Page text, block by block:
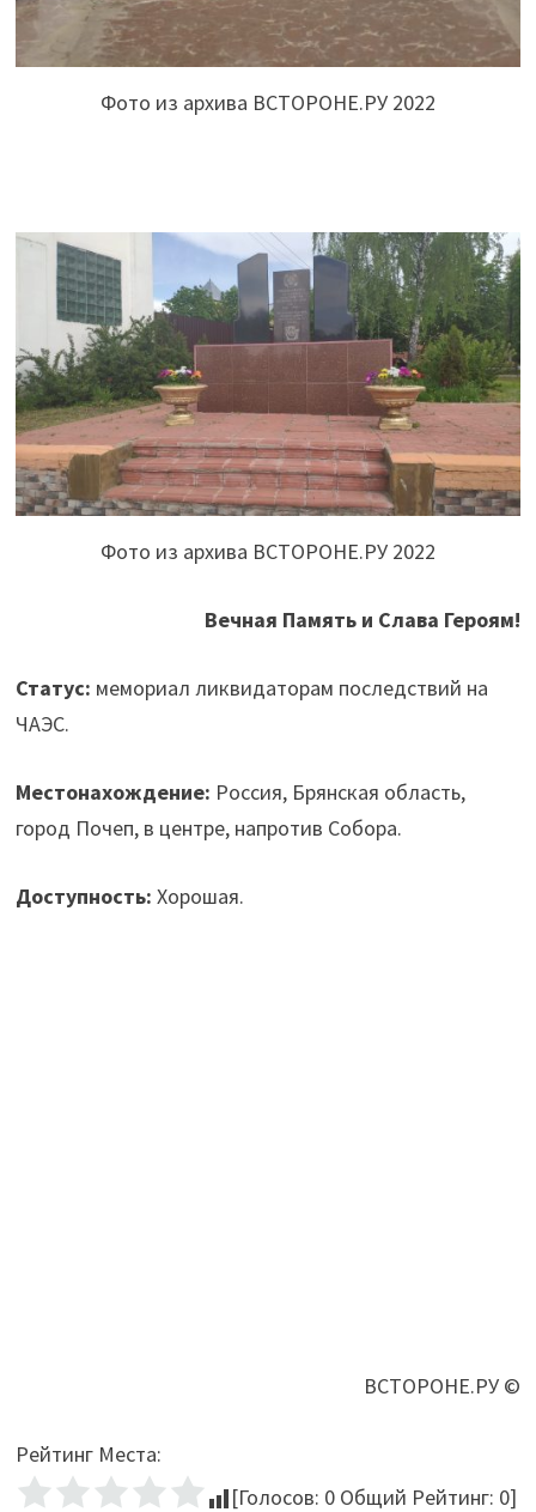
Фото из архива ВСТОРОНЕ.РУ 2022
Фото из архива ВСТОРОНЕ.РУ 2022
Вечная Память и Слава Героям!
Статус: мемориал ликвидаторам последствий на
ЧАЭС.
Местонахождение: Россия, Брянская область,
город Почеп, в центре, напротив Собора.
Доступность: Хорошая.
ВСТОРОНЕ.РУ ©
Рейтинг Места:
[Голосов: 0Общий Рейтинг: 0]